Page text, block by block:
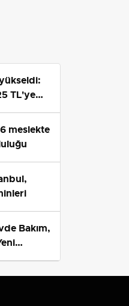
TL'ye
meslekte
Bakım,